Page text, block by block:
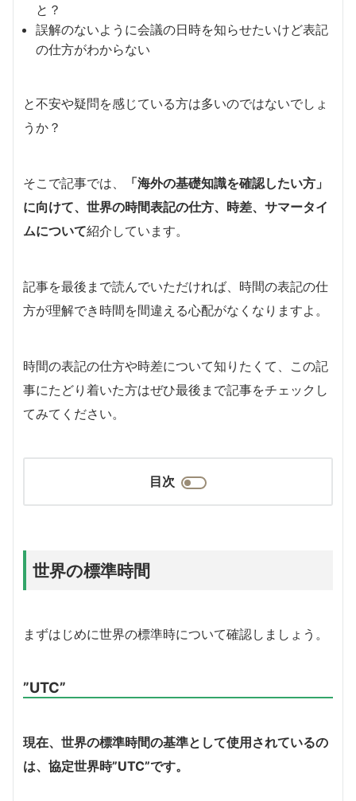
と？
誤解のないように会議の日時を知らせたいけど表記
の仕方がわからない
と不安や疑問を感じている方は多いのではないでしょ
うか？
そこで記事では、
「海外の基礎知識を確認したい方」
に向けて、世界の時間表記の仕方、時差、サマータイ
ムについて紹介しています。
記事を最後まで読んでいただければ、時間の表記の仕
方が理解でき時間を間違える心配がなくなりますよ。
時間の表記の仕方や時差について知りたくて、この記
事にたどり着いた方はぜひ最後まで記事をチェックし
てみてください。
目次
世界の標準時間
まずはじめに世界の標準時について確認しましょう。
”UTC”
現在、世界の標準時間の基準として使用されているの
は、協定世界時”UTC”です。